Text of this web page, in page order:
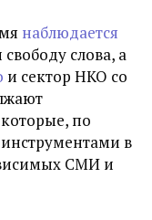
наблюдается
слова, а
и сектор НКО со
по
в
СМИ и